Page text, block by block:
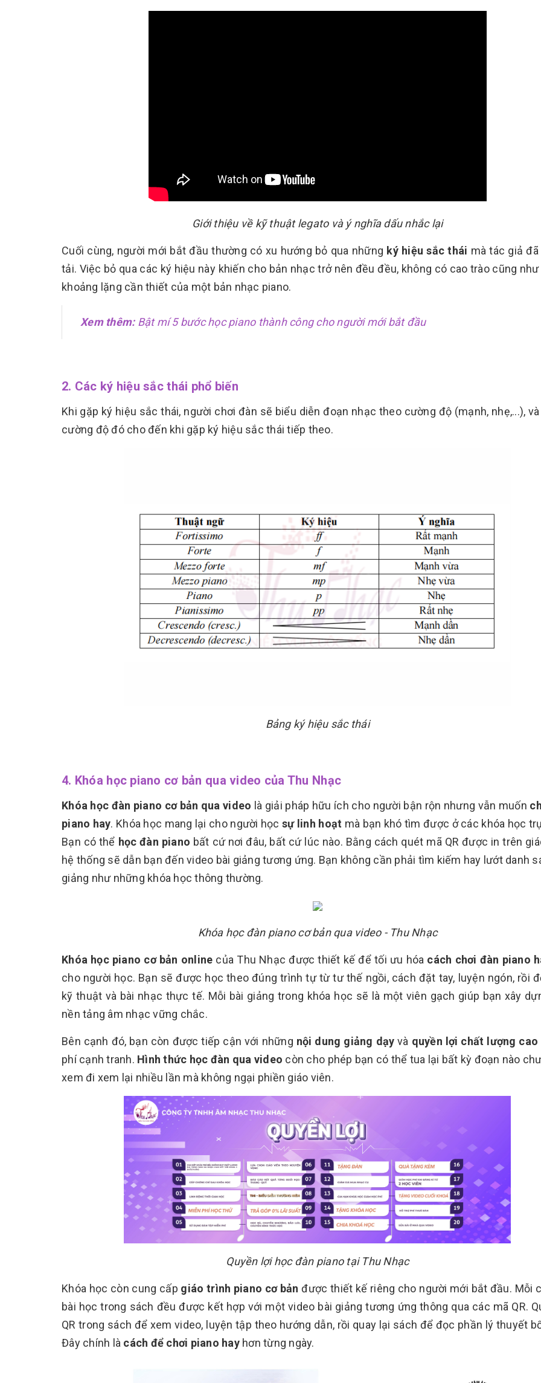
Giới thiệu về kỹ thuật legato và ý nghĩa dấu nhắc lại
Cuối cùng, người mới bắt đầu thường có xu hướng bỏ qua những ký hiệu sắc thái mà tác giả
tải. Việc bỏ qua các ký hiệu này khiến cho bản nhạc trở nên đều đều, không có cao trào cũng
khoảng lặng cần thiết của một bản nhạc piano.
Xem thêm: Bật mí 5 bước học piano thành công cho người mới bắt đầu
2. Các ký hiệu sắc thái phổ biến
Khi gặp ký hiệu sắc thái, người chơi đàn sẽ biểu diễn đoạn nhạc theo cường độ (mạnh, nhẹ,...),
cường độ đó cho đến khi gặp ký hiệu sắc thái tiếp theo.
Bảng ký hiệu sắc thái
4. Khóa học piano cơ bản qua video của Thu Nhạc
Khóa học đàn piano cơ bản qua video là giải pháp hữu ích cho người bận rộn nhưng vẫn muốn
piano hay. Khóa học mang lại cho người học sự linh hoạt mà bạn khó tìm được ở các khóa học
Bạn có thể học đàn piano bất cứ nơi đâu, bất cứ lúc nào. Bằng cách quét mã QR được in trên
hệ thống sẽ dẫn bạn đến video bài giảng tương ứng. Bạn không cần phải tìm kiếm hay lướt danh
giảng như những khóa học thông thường.
Khóa học đàn piano cơ bản qua video - Thu Nhạc
Khóa học piano cơ bản online của Thu Nhạc được thiết kế để tối ưu hóa cách chơi đàn piano
cho người học. Bạn sẽ được học theo đúng trình tự từ tư thế ngồi, cách đặt tay, luyện ngón, rồi
kỹ thuật và bài nhạc thực tế. Mỗi bài giảng trong khóa học sẽ là một viên gạch giúp bạn xây
nền tảng âm nhạc vững chắc.
Bên cạnh đó, bạn còn được tiếp cận với những nội dung giảng dạy và quyền lợi chất lượng cao
phí cạnh tranh. Hình thức học đàn qua video còn cho phép bạn có thể tua lại bất kỳ đoạn nào
xem đi xem lại nhiều lần mà không ngại phiền giáo viên.
Quyền lợi học đàn piano tại Thu Nhạc
Khóa học còn cung cấp giáo trình piano cơ bản được thiết kế riêng cho người mới bắt đầu. Mỗi
bài học trong sách đều được kết hợp với một video bài giảng tương ứng thông qua các mã QR.
QR trong sách để xem video, luyện tập theo hướng dẫn, rồi quay lại sách để đọc phần lý thuyết
Đây chính là cách để chơi piano hayhơn từng ngày.